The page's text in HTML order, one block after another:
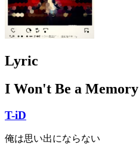
Lyric
I Won't Be a Memory
T-iD
俺は思い出にならない